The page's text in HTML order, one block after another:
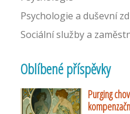
Psychologie a duševní
Sociální služby a
Oblíbené příspěvky
Purging